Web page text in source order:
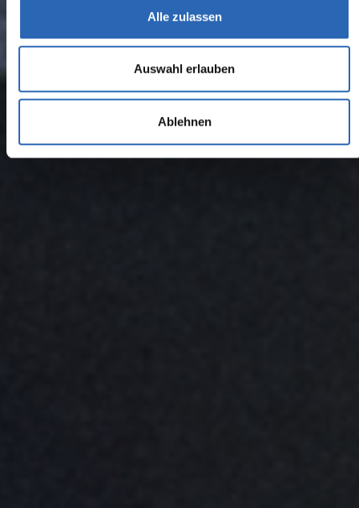
Alle zulassen
Auswahl erlauben
Ablehnen